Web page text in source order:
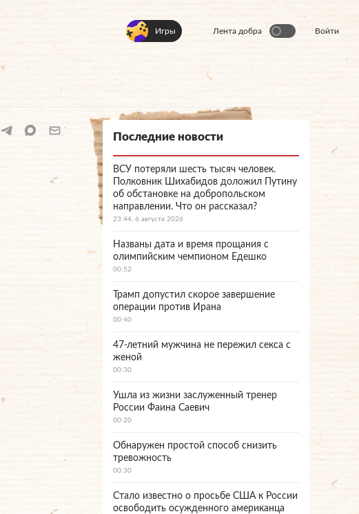
Игры Лента добра Войти
Последние новости
ВСУ потеряли шесть тысяч человек.
Полковник Шихабидов доложил Путину
об обстановке на добропольском
направлении. Что он рассказал?
23:44, 6 августа 2026
Названы дата и время прощания с
олимпийским чемпионом Едешко
00:52
Трамп допустил скорое завершение
операции против Ирана
00:40
47-летний мужчина не пережил секса с
женой
00:30
Ушла из жизни заслуженный тренер
России Фаина Саевич
00:20
Обнаружен простой способ снизить
тревожность
00:30
Стало известно о просьбе США к России
освободить осужденного американца